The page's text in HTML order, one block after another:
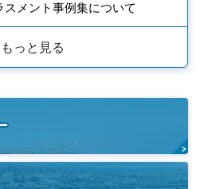
メント事例集について
もっと見る